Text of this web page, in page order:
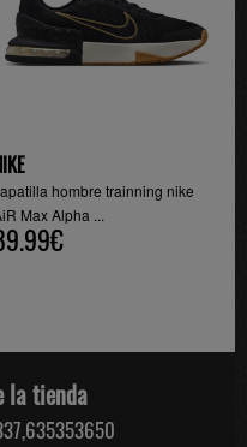
hombre trainning nike
Max Alpha ...
la tienda